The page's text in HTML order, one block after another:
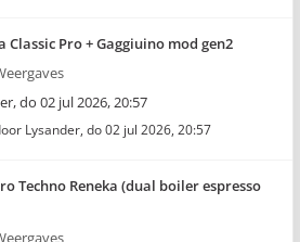
Classic Pro + Gaggiuino mod gen2
,do 02 jul 2026, 20:57
Lysander, do 02 jul 2026, 20:57
Techno Reneka (dual boiler espresso